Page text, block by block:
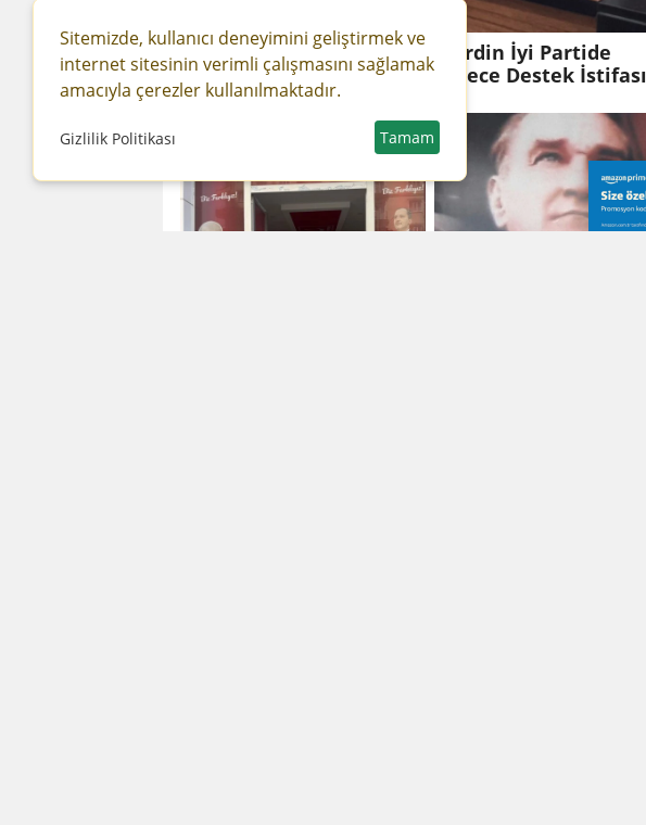
Mardin İyi Partide
Sürece Destek İstifası
Sitemizde, kullanıcı deneyimini geliştirmek ve
internet sitesinin verimli çalışmasını sağlamak
amacıyla çerezler kullanılmaktadır.
Gizlilik Politikası Tamam